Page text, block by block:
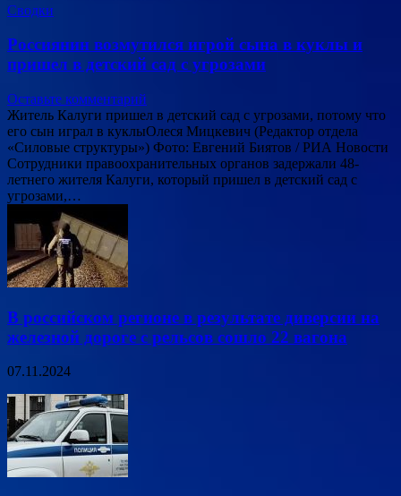
Сводки
Россиянин возмутился игрой сына в куклы и
пришел в детский сад с угрозами
Оставьте комментарий
Житель Калуги пришел в детский сад с угрозами, потому что
его сын играл в куклыОлеся Мицкевич (Редактор отдела
«Силовые структуры») Фото: Евгений Биятов / РИА Новости
Сотрудники правоохранительных органов задержали 48-
летнего жителя Калуги, который пришел в детский сад с
угрозами,…
В российском регионе в результате диверсии на
железной дороге с рельсов сошло 22 вагона
07.11.2024